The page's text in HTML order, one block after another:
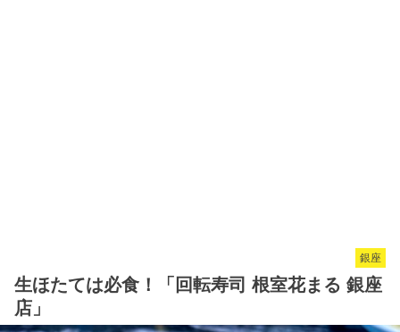
銀座
生ほたては必食！「回転寿司 根室花まる 銀座
店」